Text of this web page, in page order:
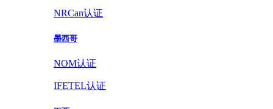
NRCan认证
墨西哥
NOM认证
IFETEL认证